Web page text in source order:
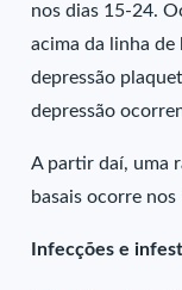
nos dias 15-24.
acima da linha de
depressão
depressão
A partir daí, uma
basais ocorre
Infecções e